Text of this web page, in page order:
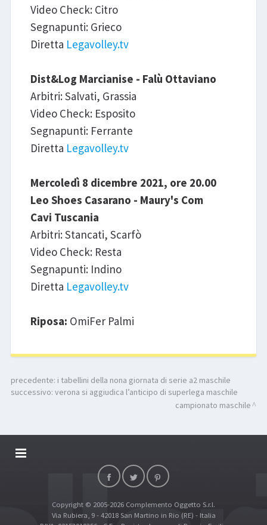
Video Check: Citro
Segnapunti: Grieco
Diretta Legavolley.tv
Dist&Log Marcianise - Falù Ottaviano
Arbitri: Salvati, Grassia
Video Check: Esposito
Segnapunti: Ferrante
Diretta Legavolley.tv
Mercoledì 8 dicembre 2021, ore 20.00
Leo Shoes Casarano - Maury's Com
Cavi Tuscania
Arbitri: Stancati, Scarfò
Video Check: Resta
Segnapunti: Indino
Diretta Legavolley.tv
Riposa: OmiFer Palmi
precedente: i tabellini della nona giornata di serie a2 maschile
successivo: verona si aggiudica l’anticipo di superlega maschile
campionato maschile
DALLARIVOLLEY SOSTIENE
TOP RICERCHE
SITE MAP
Copyright © 2005-2026 Complemento Oggetto S.r.l.
Via Rubiera, 9 - 42018 San Martino in Rio (RE) - Italia